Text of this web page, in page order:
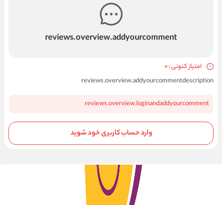
reviews.overview.addyourcomment
امتیاز کنونی : 0
reviews.overview.addyourcommentdescription
reviews.overview.loginandaddyourcomment
وارد حساب کاربری خود شوید